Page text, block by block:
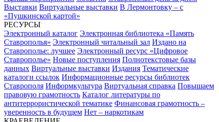
Выставки Виртуальные выставки В Лермонтовку – с
«Пушкинской картой»
РЕСУРСЫ
Электронный каталог Электронная библиотека «Память
Ставрополья» Электронный читальный зал Издано на
Ставрополье: лучшее Электронный ресурс «Цифровое
Ставрополье» Новые поступления Полнотекстовые базы
данных Виртуальные выставки Издания Тематические
каталоги ссылок Информационные ресурсы библиотек
Ставрополя Информкультура Виртуальная справка Повышаем
правовую грамотность Каталог литературы по
антитеррористической тематике Финансовая грамотность –
уверенность в будущем Нет – наркотикам